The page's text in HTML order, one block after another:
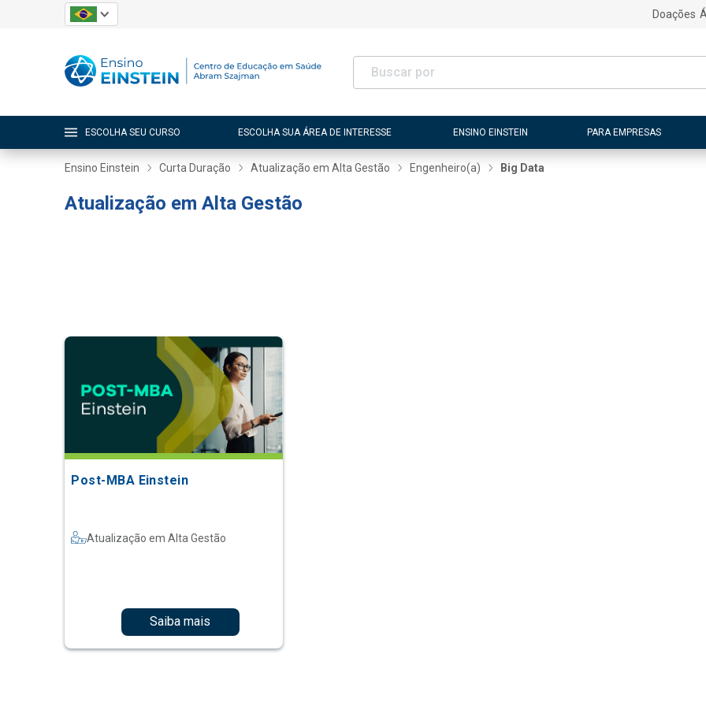
Doações
ESCOLHA SEU CURSO ESCOLHA SUA ÁREA DE INTERESSE ENSINO EINSTEIN PARA EMPRESAS
Ensino Einstein Curta Duração Atualização em Alta Gestão Engenheiro(a) Big Data
Atualização em Alta Gestão
Post-MBA Einstein
Atualização em Alta Gestão
Saiba mais